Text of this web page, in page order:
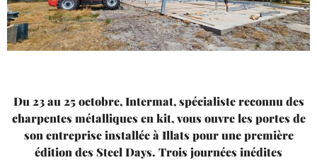
Du 23 au 25 octobre, Intermat, spécialiste reconnu des
charpentes métalliques en kit, vous ouvre les portes de
son entreprise installée à Illats pour une première
édition des Steel Days. Trois journées inédites